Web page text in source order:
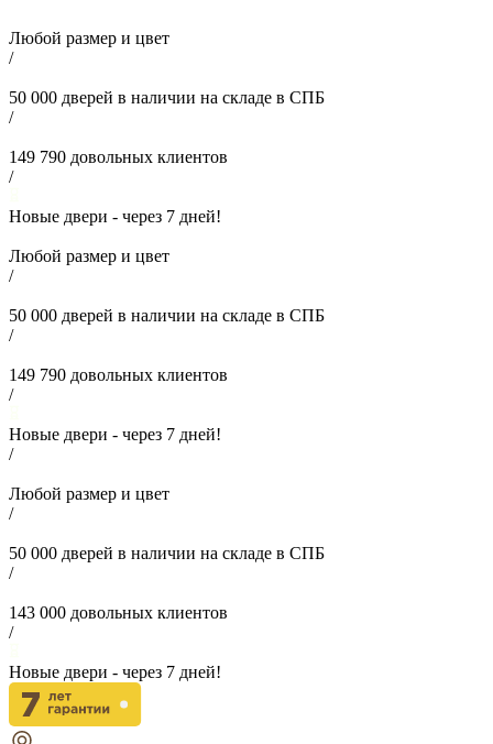
Любой размер и цвет
/
50 000 дверей в наличии на складе в СПБ
/
149 790 довольных клиентов
/
Новые двери - через 7 дней!
Любой размер и цвет
/
50 000 дверей в наличии на складе в СПБ
/
149 790 довольных клиентов
/
Новые двери - через 7 дней!
/
Любой размер и цвет
/
50 000 дверей в наличии на складе в СПБ
/
143 000 довольных клиентов
/
Новые двери - через 7 дней!